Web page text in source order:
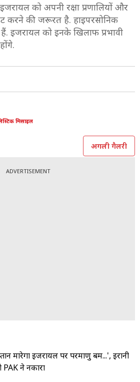
को अपनी रक्षा प्रणालियों और
करने की जरूरत है. हाइपरसोनिक
इजरायल को इनके खिलाफ प्रभावी
मिसाइल
अगली गैलरी
ADVERTISEMENT
मारेगा इजरायल पर परमाणु बम...', ईरानी
PAK ने नकारा